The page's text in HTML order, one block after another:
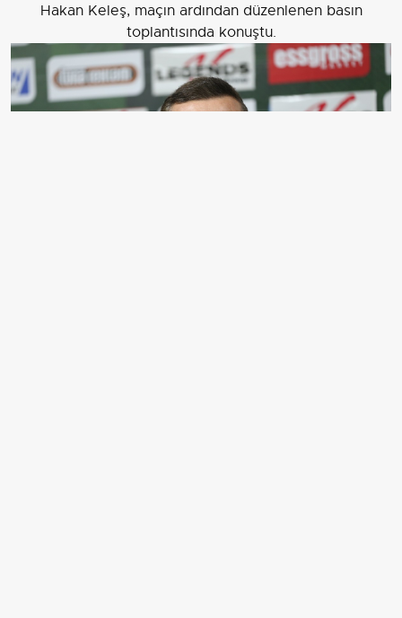
Hakan Keleş, maçın ardından düzenlenen basın
toplantısında konuştu.